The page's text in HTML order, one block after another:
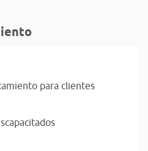
para clientes